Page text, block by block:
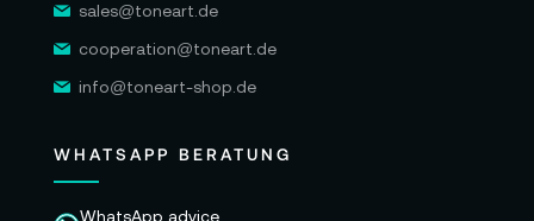
sales@toneart.de
cooperation@toneart.de
info@toneart-shop.de
WHATSAPP BERATUNG
WhatsApp advice